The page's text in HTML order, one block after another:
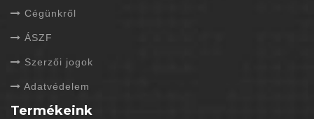
Cégünkről
ÁSZF
Szerzői jogok
Adatvédelem
Termékeink